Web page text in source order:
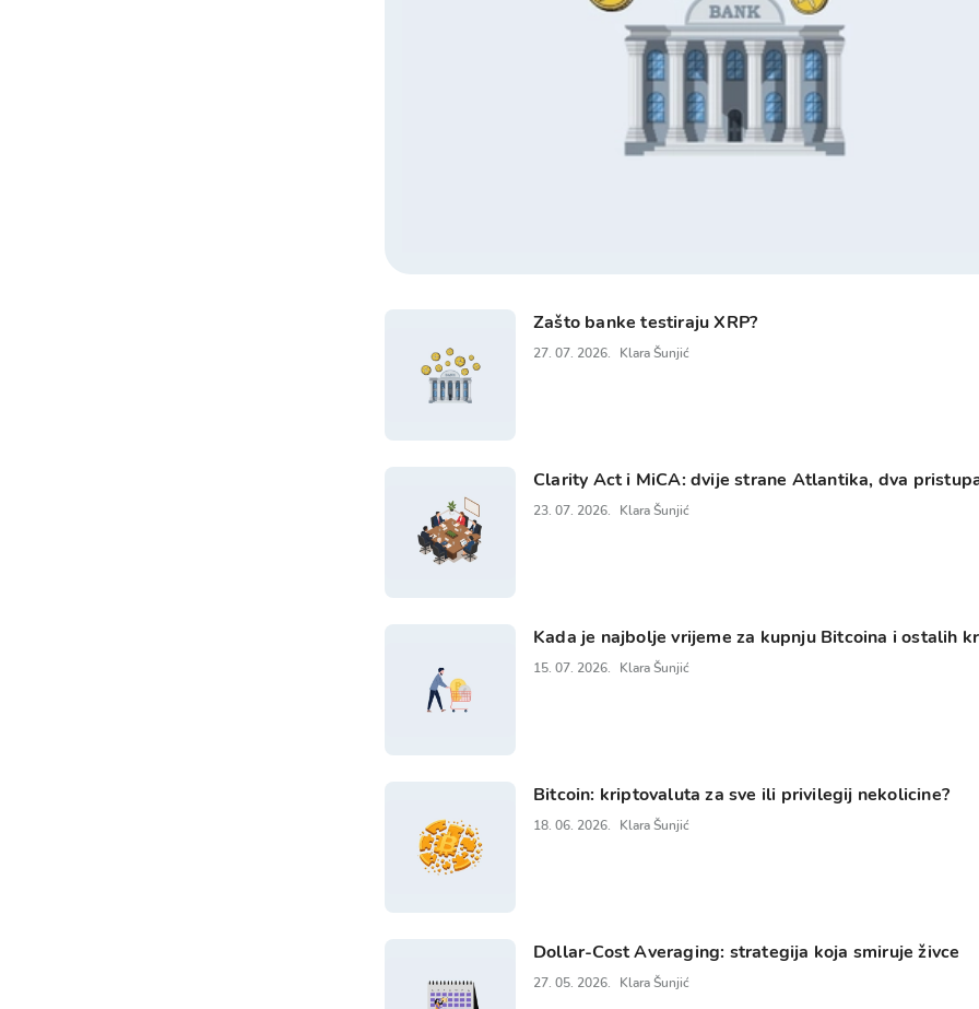
Zašto banke testiraju XRP?
27. 07. 2026. Klara Šunjić
Clarity Act i MiCA: dvije strane Atlantika, dva
23. 07. 2026. Klara Šunjić
Kada je najbolje vrijeme za kupnju Bitcoina i ostalih
15. 07. 2026. Klara Šunjić
Bitcoin: kriptovaluta za sve ili privilegij nekolicine?
18. 06. 2026. Klara Šunjić
Dollar-Cost Averaging: strategija koja smiruje živce
27. 05. 2026. Klara Šunjić